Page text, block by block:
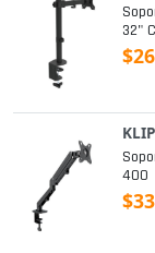
32"
400